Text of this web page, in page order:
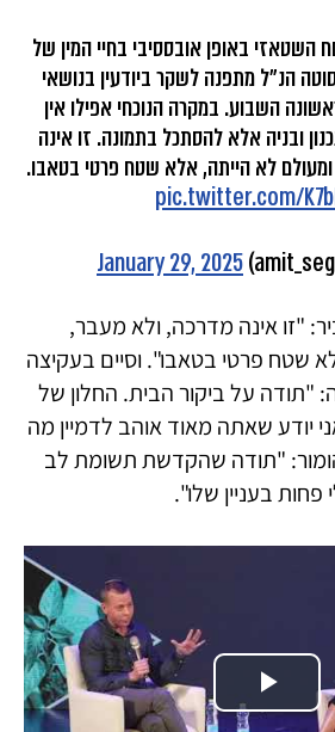
השטאזי באופן אובססיבי בחיי המין של
הנ״ל מתפנה לשקר ביודעין בנושאי
השבוע. במקרה הנוכחי אפילו אין
ובניה אלא להסתכל בתמונה. זו אינה
לא הייתה, אלא שטח פרטי בטאבו.
pic.twitter.com/
January 29, 2025
"זו אינה מדרכה, ולא מעבר,
שטח פרטי בטאבו". וסיים בעקיצה
"תודה על ביקור הבית. החלון של
יודע שאתה מאוד אוהב לדמיין מה
"תודה שהקדשת תשומת לב
בעניין שלו".
Play